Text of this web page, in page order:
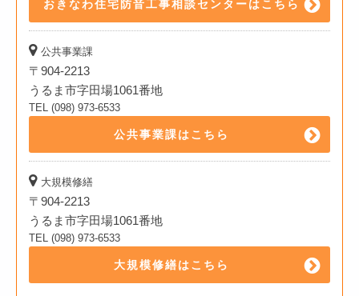
おきなわ住宅防音工事相談センターはこちら
公共事業課
〒904-2213
うるま市字田場1061番地
TEL (098) 973-6533
公共事業課はこちら
大規模修繕
〒904-2213
うるま市字田場1061番地
TEL (098) 973-6533
大規模修繕はこちら